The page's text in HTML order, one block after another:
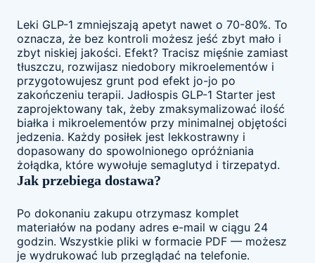
Leki GLP-1 zmniejszają apetyt nawet o 70-80%. To
oznacza, że bez kontroli możesz jeść zbyt mało i
zbyt niskiej jakości. Efekt? Tracisz mięśnie zamiast
tłuszczu, rozwijasz niedobory mikroelementów i
przygotowujesz grunt pod efekt jo-jo po
zakończeniu terapii. Jadłospis GLP-1 Starter jest
zaprojektowany tak, żeby zmaksymalizować ilość
białka i mikroelementów przy minimalnej objętości
jedzenia. Każdy posiłek jest lekkostrawny i
dopasowany do spowolnionego opróżniania
żołądka, które wywołuje semaglutyd i tirzepatyd.
Jak przebiega dostawa?
Po dokonaniu zakupu otrzymasz komplet
materiałów na podany adres e-mail w ciągu 24
godzin. Wszystkie pliki w formacie PDF — możesz
je wydrukować lub przeglądać na telefonie.